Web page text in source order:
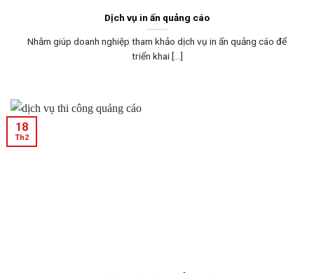
Dịch vụ in ấn quảng cáo
Nhằm giúp doanh nghiệp tham khảo dịch vụ in ấn quảng cáo để
triển khai [...]
18
Th2